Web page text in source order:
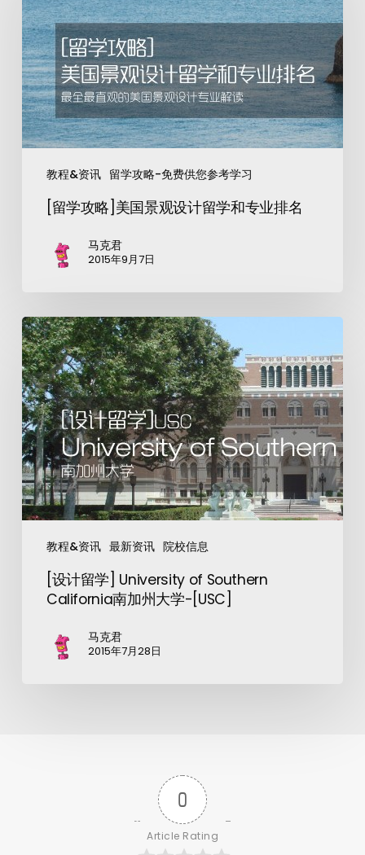
教程&资讯 留学攻略-免费供您参考学习
[留学攻略]美国景观设计留学和专业排名
马克君
2015年9月7日
教程&资讯 最新资讯 院校信息
[设计留学] University of Southern
California南加州大学-[USC]
马克君
2015年7月28日
0
Article Rating